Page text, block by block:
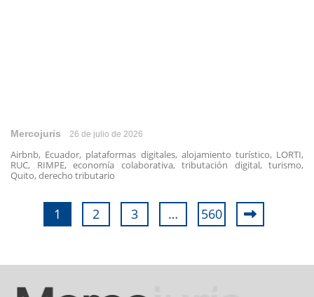
Mercojuris 26 de julio de 2026
Airbnb, Ecuador, plataformas digitales, alojamiento turístico, LORTI,
RUC, RIMPE, economía colaborativa, tributación digital, turismo,
Quito, derecho tributario
1 2 3 … 560